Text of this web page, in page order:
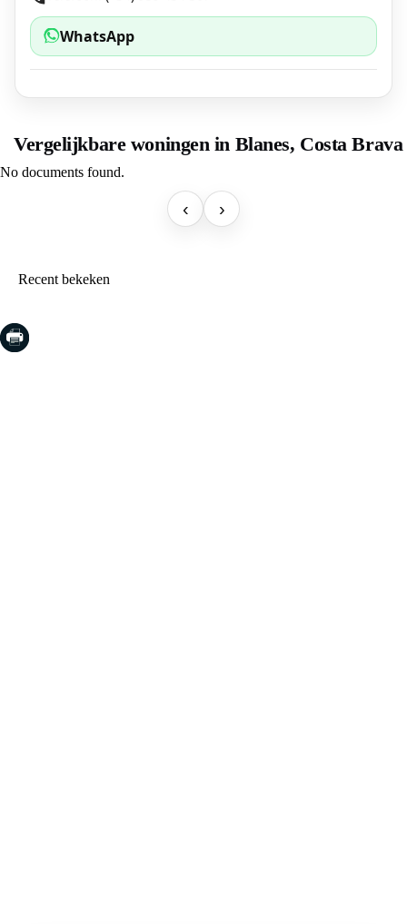
WhatsApp
Vergelijkbare woningen in Blanes, Costa Brava
No documents found.
‹ ›
Recent bekeken